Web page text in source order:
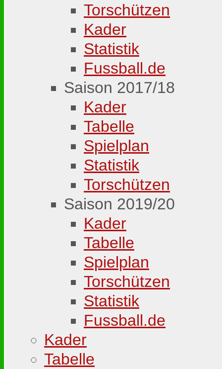
Torschützen
Kader
Statistik
Fussball.de
Saison 2017/18
Kader
Tabelle
Spielplan
Statistik
Torschützen
Saison 2019/20
Kader
Tabelle
Spielplan
Torschützen
Statistik
Fussball.de
Kader
Tabelle